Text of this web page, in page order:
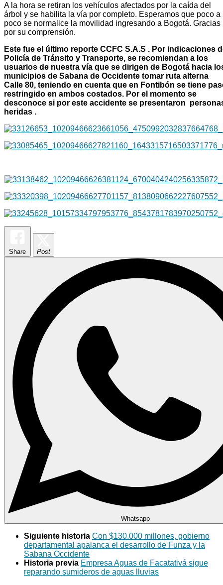
A la hora se retiran los vehículos afectados por la caída del
árbol y se habilita la vía por completo. Esperamos que poco a
poco se normalice la movilidad ingresando a Bogotá. Gracias
por su comprensión.
Este fue el último reporte CCFC S.A.S . Por indicaciones
Policía de Tránsito y Transporte, se recomiendan a los
usuarios de nuestra vía que se dirigen de Bogotá hacia
municipios de Sabana de Occidente tomar ruta alterna
Calle 80, teniendo en cuenta que en Fontibón se tiene
restringido en ambos costados. Por el momento se
desconoce si por este accidente se presentaron
heridas .
Share Post
Whatsapp
Siguiente historia Con $130.000 millones, gobierno
departamental apalanca el desarrollo de Funza y la
Sabana Occidente
Historia previa Empresa Aguas de Facatativá sigue
reparando sumideros de aguas lluvias